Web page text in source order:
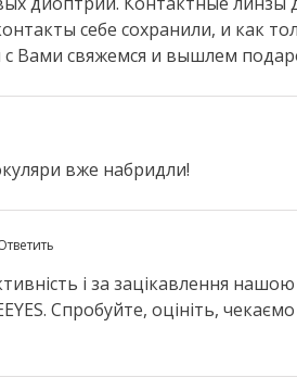
себе сохранили, и как
Вами свяжемся и вышлем
вже набридли!
і за зацікавлення
Спробуйте, оцініть,